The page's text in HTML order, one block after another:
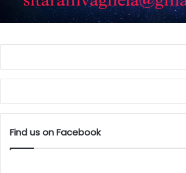
Find us on Facebook